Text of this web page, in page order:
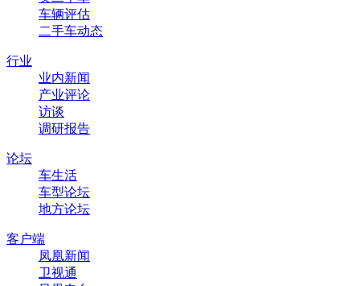
车辆评估
二手车动态
行业
业内新闻
产业评论
访谈
调研报告
论坛
车生活
车型论坛
地方论坛
客户端
凤凰新闻
卫视通